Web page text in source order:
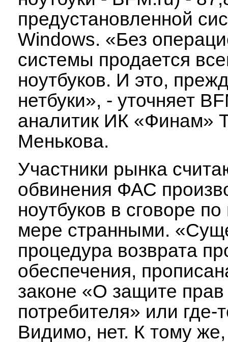
предустановленной
Windows. «Без
системы продается
ноутбуков. И это,
нетбуки», - уточняет
аналитик ИК «Финам»
Менькова.
Участники рынка
обвинения ФАС
ноутбуков в сговоре
мере странными.
процедура возврата
обеспечения,
законе «О защите прав
потребителя» или где-
Видимо, нет. К тому